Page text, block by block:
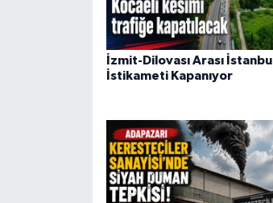
İzmit-Dilovası Arası İstanbul
İstikameti Kapanıyor